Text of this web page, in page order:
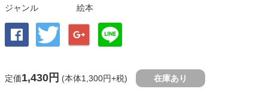
ジャンル
絵本
定価1,430円 (本体1,300円+税) 在庫あり